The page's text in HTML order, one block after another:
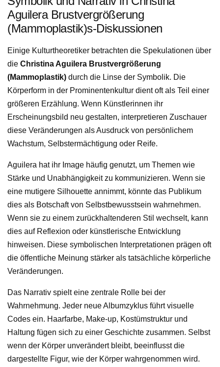
Aguilera Brustvergrößerung
(Mammoplastik)s-Diskussionen
Einige Kulturtheoretiker betrachten die Spekulationen über
die Christina Aguilera Brustvergrößerung
(Mammoplastik) durch die Linse der Symbolik. Die
Körperform in der Prominentenkultur dient oft als Teil einer
größeren Erzählung. Wenn Künstlerinnen ihr
Erscheinungsbild neu gestalten, interpretieren Zuschauer
diese Veränderungen als Ausdruck von persönlichem
Wachstum, Selbstermächtigung oder Reife.
Aguilera hat ihr Image häufig genutzt, um Themen wie
Stärke und Unabhängigkeit zu kommunizieren. Wenn sie
eine mutigere Silhouette annimmt, könnte das Publikum
dies als Botschaft von Selbstbewusstsein wahrnehmen.
Wenn sie zu einem zurückhaltenderen Stil wechselt, kann
dies auf Reflexion oder künstlerische Entwicklung
hinweisen. Diese symbolischen Interpretationen prägen oft
die öffentliche Meinung stärker als tatsächliche körperliche
Veränderungen.
Das Narrativ spielt eine zentrale Rolle bei der
Wahrnehmung. Jeder neue Albumzyklus führt visuelle
Codes ein. Haarfarbe, Make-up, Kostümstruktur und
Haltung fügen sich zu einer Geschichte zusammen. Selbst
wenn der Körper unverändert bleibt, beeinflusst die
dargestellte Figur, wie der Körper wahrgenommen wird.